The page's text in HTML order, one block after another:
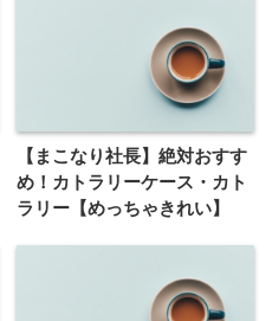
【まこなり社長】絶対おすす
め！カトラリーケース・カト
ラリー【めっちゃきれい】